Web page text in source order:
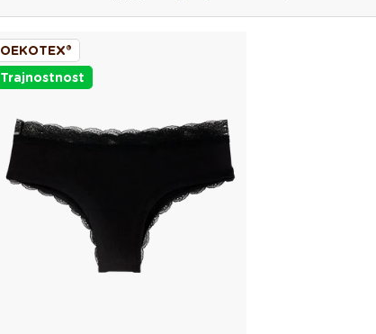
OEKOTEX®
Trajnostnost